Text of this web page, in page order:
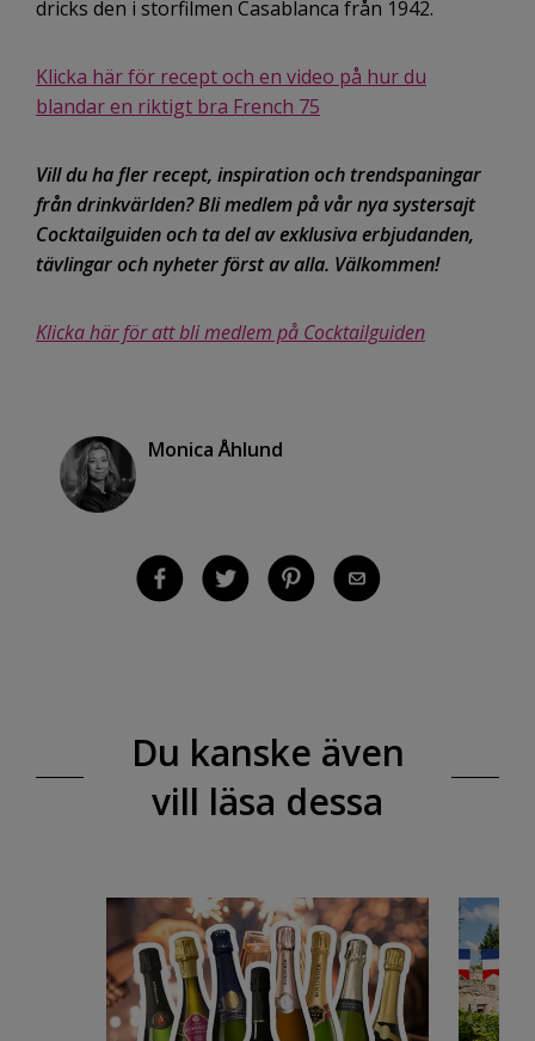
dricks den i storfilmen Casablanca från 1942.
Klicka här för recept och en video på hur du
blandar en riktigt bra French 75
Vill du ha fler recept, inspiration och trendspaningar
från drinkvärlden? Bli medlem på vår nya systersajt
Cocktailguiden och ta del av exklusiva erbjudanden,
tävlingar och nyheter först av alla. Välkommen!
Klicka här för att bli medlem på Cocktailguiden
Monica Åhlund
Du kanske även
vill läsa dessa